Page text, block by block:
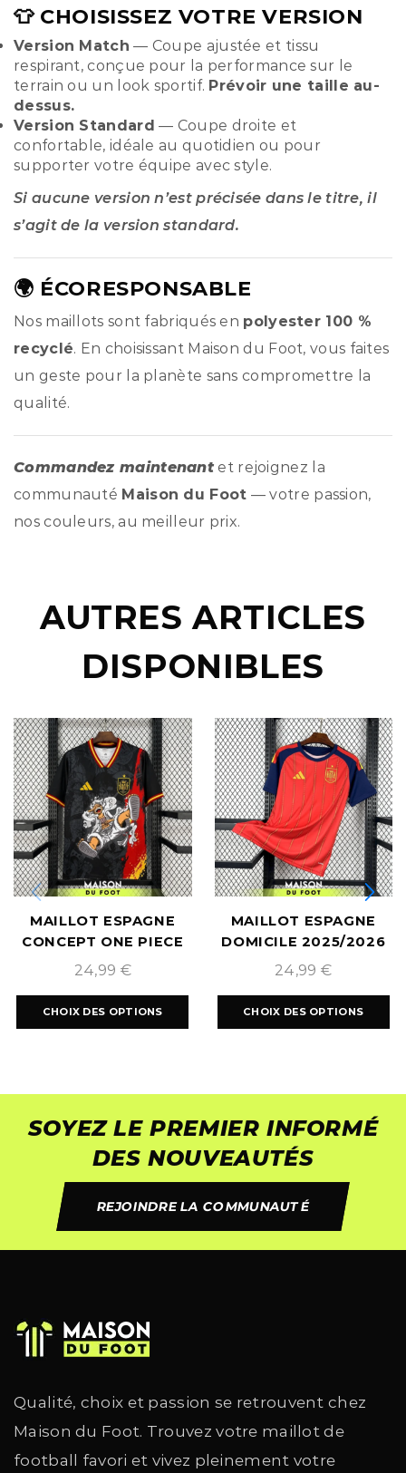
👕 CHOISISSEZ VOTRE VERSION
Version Match — Coupe ajustée et tissu
respirant, conçue pour la performance sur le
terrain ou un look sportif. Prévoir une taille au-
dessus.
Version Standard — Coupe droite et
confortable, idéale au quotidien ou pour
supporter votre équipe avec style.
Si aucune version n’est précisée dans le titre, il
s’agit de la version standard.
🌍 ÉCORESPONSABLE
Nos maillots sont fabriqués en polyester 100 %
recyclé. En choisissant Maison du Foot, vous faites
un geste pour la planète sans compromettre la
qualité.
Commandez maintenant et rejoignez la
communauté Maison du Foot — votre passion,
nos couleurs, au meilleur prix.
AUTRES ARTICLES
DISPONIBLES
MAILLOT ESPAGNE
CONCEPT ONE PIECE
2025/2026
24,99 €
CHOIX DES OPTIONS
MAILLOT ESPAGNE
DOMICILE 2025/2026
24,99 €
CHOIX DES OPTIONS
SOYEZ LE PREMIER INFORMÉ
DES NOUVEAUTÉS
REJOINDRE LA COMMUNAUTÉ
Qualité, choix et passion se retrouvent chez
Maison du Foot. Trouvez votre maillot de
football favori et vivez pleinement votre